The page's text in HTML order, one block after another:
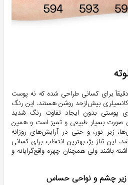
رنگ بژ متوسط در شماره 594 دقیقاً برای کسانی طراحی شده که نه پوست
کانسیلری بیش‌ازحد روشن هستند. این رنگ
پوستی بدون ایجاد تفاوت رنگ شدید
صورت بسیار طبیعی و تمیز است و همین
زیر نور، و حتی در آرایش‌های روزانه
این تناژ بژ، بهترین انتخاب برای کسانی
باشند ولی همچنان چهره واقع‌گرایانه و
زیر چشم و نواحی حساس